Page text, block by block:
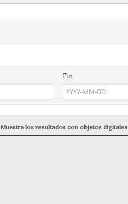
Fin
Muestra los resultados con objetos digitales